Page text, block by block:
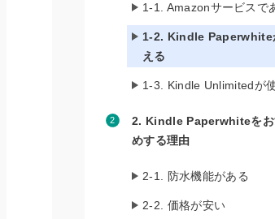
1-1. Amazonサービスで
1-2. Kindle Paperwhite
える
1-3. Kindle Unlimitedが
2. Kindle Paperwhiteをお
めする理由
2-1. 防水機能がある
2-2. 価格が安い